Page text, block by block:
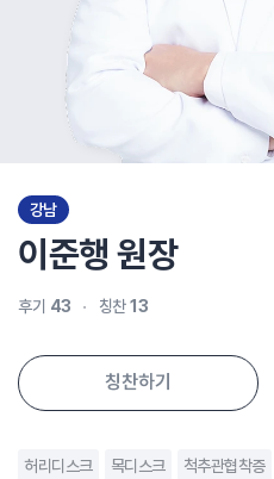
강남
이준행 원장
후기 43 칭찬 13
칭찬하기
허리디스크 목디스크 척추관협착증